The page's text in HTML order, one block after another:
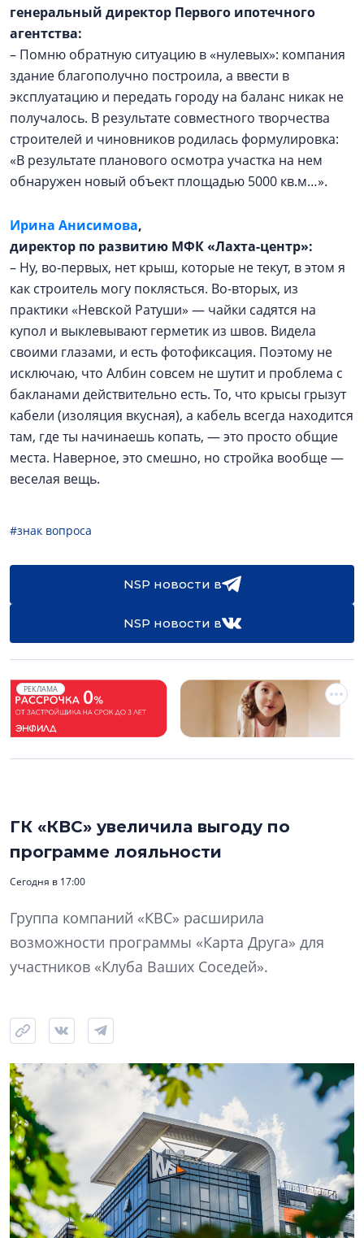
генеральный директор Первого ипотечного
агентства:
– Помню обратную ситуацию в «нулевых»: компания
здание благополучно построила, а ввести в
эксплуатацию и передать городу на баланс никак не
получалось. В результате совместного творчества
строителей и чиновников родилась формулировка:
«В результате планового осмотра участка на нем
обнаружен новый объект площадью 5000 кв.м…».
Ирина Анисимова,
директор по развитию МФК «Лахта-центр»:
– Ну, во‑первых, нет крыш, которые не текут, в этом я
как строитель могу поклясться. Во-вторых, из
практики «Невской Ратуши» — чайки садятся на
купол и выклевывают герметик из швов. Видела
своими глазами, и есть фотофиксация. Поэтому не
исключаю, что Албин совсем не шутит и проблема с
бакланами действительно есть. То, что крысы грызут
кабели (изоляция вкусная), а кабель всегда находится
там, где ты начинаешь копать, — это просто общие
места. Наверное, это смешно, но стройка вообще —
веселая вещь.
#знак вопроса
NSP новости в
NSP новости в
РЕКЛАМА
ГК «КВС» увеличила выгоду по
программе лояльности
Сегодня в 17:00
Группа компаний «КВС» расширила
возможности программы «Карта Друга» для
участников «Клуба Ваших Соседей».